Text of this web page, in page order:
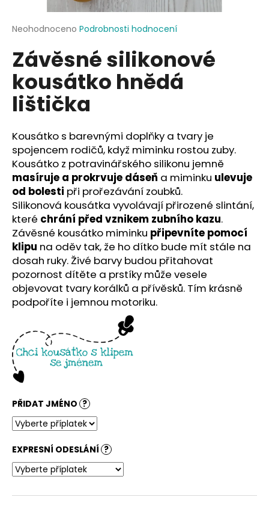
Průměrné
produktu
je
0,0
5
hvězdiček.
Neohodnoceno Podrobnosti hodnocení
Závěsné silikonové
kousátko hnědá
lištička
Kousátko s barevnými doplňky a tvary je
spojencem rodičů, když miminku rostou zuby.
Kousátko z potravinářského silikonu jemně
masíruje a prokrvuje dáseň a miminku ulevuje
od bolesti při prořezávání zoubků.
Silikonová kousátka vyvolávají přirozené slintání,
které chrání před vznikem zubního kazu.
Závěsné kousátko miminku připevníte pomocí
klipu na oděv tak, že ho dítko bude mít stále na
dosah ruky. Živé barvy budou přitahovat
pozornost dítěte a prstíky může vesele
objevovat tvary korálků a přívěsků. Tím krásně
podpoříte i jemnou motoriku.
PŘIDAT JMÉNO ?
EXPRESNÍ ODESLÁNÍ ?
j
t
?
HLEDAT
D
o
p
o
r
u
č
u
j
e
e